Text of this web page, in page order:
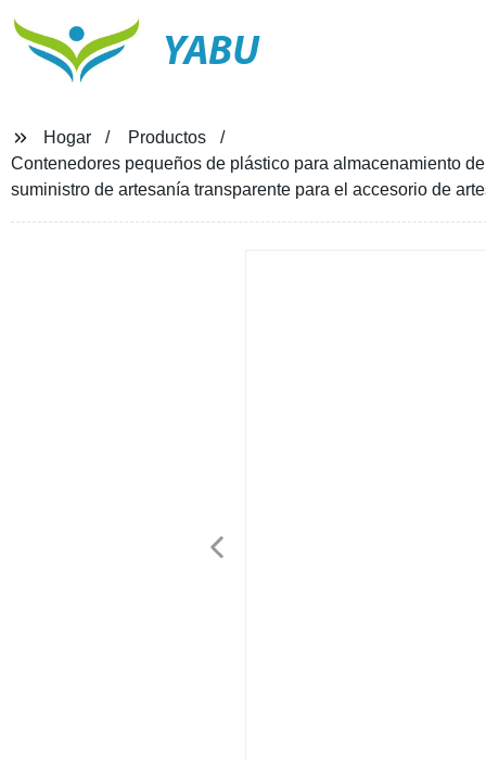
YABU
Hogar
Productos
Contenedores pequeños de plástico para almacenamiento
suministro de artesanía transparente para el accesorio de